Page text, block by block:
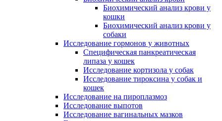
Биохимический анализ крови у
кошки
Биохимический анализ крови у
собаки
Исследование гормонов у животных
Специфическая панкреатическая
липаза у кошек
Исследование кортизола у собак
Исследование тироксина у собак и
кошек
Исследование на пироплазмоз
Исследование выпотов
Исследование вагинальных мазков